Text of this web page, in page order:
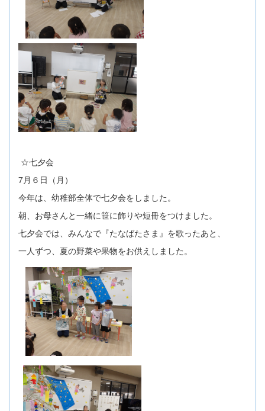
☆七夕会
7月６日（月）
今年は、幼稚部全体で七夕会をしました。
朝、お母さんと一緒に笹に飾りや短冊をつけました。
七夕会では、みんなで『たなばたさま』を歌ったあと、
一人ずつ、夏の野菜や果物をお供えしました。